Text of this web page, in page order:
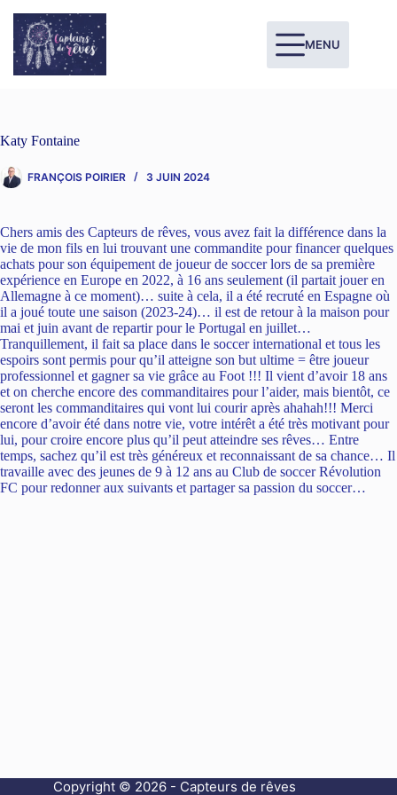
MENU
Katy Fontaine
FRANÇOIS POIRIER 3 JUIN 2024
Chers amis des Capteurs de rêves, vous avez fait la différence dans la
vie de mon fils en lui trouvant une commandite pour financer quelques
achats pour son équipement de joueur de soccer lors de sa première
expérience en Europe en 2022, à 16 ans seulement (il partait jouer en
Allemagne à ce moment)… suite à cela, il a été recruté en Espagne où
il a joué toute une saison (2023-24)… il est de retour à la maison pour
mai et juin avant de repartir pour le Portugal en juillet…
Tranquillement, il fait sa place dans le soccer international et tous les
espoirs sont permis pour qu’il atteigne son but ultime = être joueur
professionnel et gagner sa vie grâce au Foot !!! Il vient d’avoir 18 ans
et on cherche encore des commanditaires pour l’aider, mais bientôt, ce
seront les commanditaires qui vont lui courir après ahahah!!! Merci
encore d’avoir été dans notre vie, votre intérêt a été très motivant pour
lui, pour croire encore plus qu’il peut atteindre ses rêves… Entre
temps, sachez qu’il est très généreux et reconnaissant de sa chance… Il
travaille avec des jeunes de 9 à 12 ans au Club de soccer Révolution
FC pour redonner aux suivants et partager sa passion du soccer…
Copyright © 2026 - Capteurs de rêves